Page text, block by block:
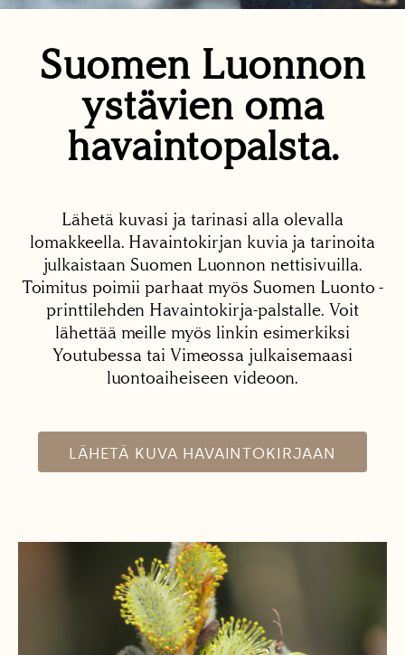
Suomen Luonnon
ystävien oma
havaintopalsta.
Lähetä kuvasi ja tarinasi alla olevalla
lomakkeella. Havaintokirjan kuvia ja tarinoita
julkaistaan Suomen Luonnon nettisivuilla.
Toimitus poimii parhaat myös Suomen Luonto -
printtilehden Havaintokirja-palstalle. Voit
lähettää meille myös linkin esimerkiksi
Youtubessa tai Vimeossa julkaisemaasi
luontoaiheiseen videoon.
LÄHETÄ KUVA HAVAINTOKIRJAAN